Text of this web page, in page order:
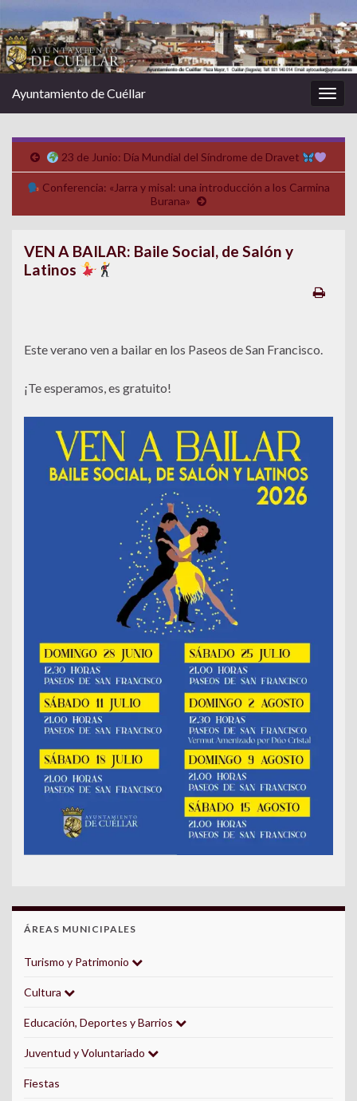
la
Ayuntamiento de Cuéllar
23 de Junio: Día Mundial del Síndrome de Dravet
Conferencia: «Jarra y misal: una introducción a los Carmina
Burana»
VEN A BAILAR: Baile Social, de Salón y
Latinos
Este verano ven a bailar en los Paseos de San Francisco.
¡Te esperamos, es gratuito!
ÁREAS MUNICIPALES
Turismo y Patrimonio
Cultura
Educación, Deportes y Barrios
Juventud y Voluntariado
Fiestas